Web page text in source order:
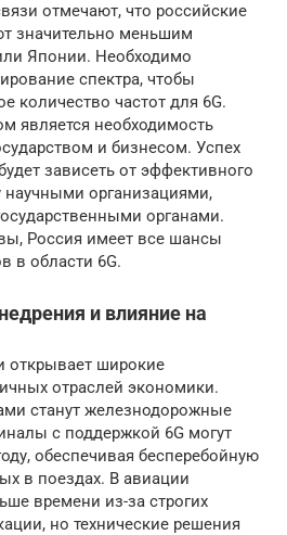
отмечают, что российские
значительно меньшим
Японии. Необходимо
спектра, чтобы
количество частот для 6G.
является необходимость
и бизнесом. Успех
зависеть от эффективного
научными организациями,
органами.
Россия имеет все шансы
в области 6G.
и влияние на
открывает широкие
отраслей экономики.
станут железнодорожные
с поддержкой 6G могут
обеспечивая бесперебойную
в поездах. В авиации
времени из-за строгих
но технические решения